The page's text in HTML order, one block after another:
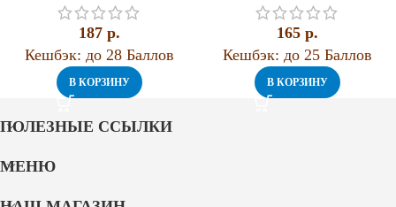
187 p.
Кешбэк: до 28 Баллов
В КОРЗИНУ
165 p.
Кешбэк: до 25 Баллов
В КОРЗИНУ
ПОЛЕЗНЫЕ ССЫЛКИ
МЕНЮ